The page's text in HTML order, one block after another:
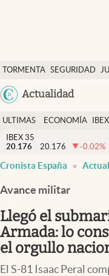
TORMENTA SEGURIDAD
Actualidad
Economía y finanzas
Política
Actualidad
Criptomonedas
España
ULTIMAS
NOTICIAS
ECONOMÍA
FINANZAS
IBEX
EURO
IBEX 35
20.176
20.176 -0.02%
Cronista España
Avance militar
Llegó el
Armada: lo
el orgullo
El S-81 Isaac Peral